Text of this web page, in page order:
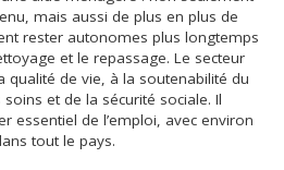
mais aussi de plus en plus de
rester autonomes plus longtemps
et le repassage. Le secteur
qualité de vie, à la soutenabilité du
et de la sécurité sociale. Il
essentiel de l’emploi, avec environ
tout le pays.